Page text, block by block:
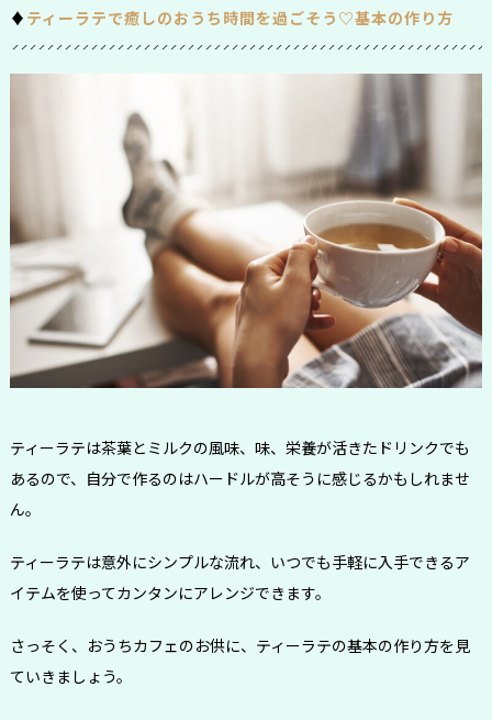
♦︎ ティーラテで癒しのおうち時間を過ごそう♡基本の作り方
ティーラテは茶葉とミルクの風味、味、栄養が活きたドリンクでも
あるので、自分で作るのはハードルが高そうに感じるかもしれませ
ん。
ティーラテは意外にシンプルな流れ、いつでも手軽に入手できるア
イテムを使ってカンタンにアレンジできます。
さっそく、おうちカフェのお供に、ティーラテの基本の作り方を見
ていきましょう。